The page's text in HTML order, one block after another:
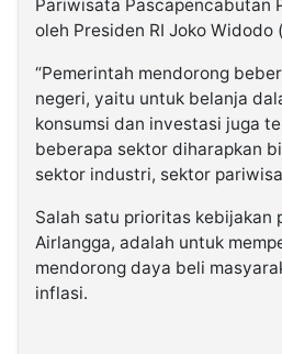
Pariwisata Pascapencabutan
oleh Presiden RI Joko Widodo
“Pemerintah mendorong
negeri, yaitu untuk belanja
konsumsi dan investasi juga
beberapa sektor diharapkan
sektor industri, sektor
Salah satu prioritas kebijakan
Airlangga, adalah untuk
mendorong daya beli
inflasi.